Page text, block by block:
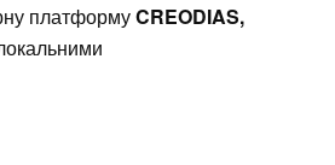
платформуCREODIAS,